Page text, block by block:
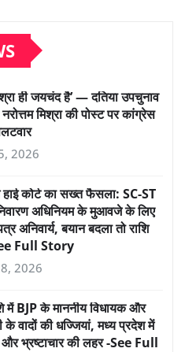
ही जयचंद है’ — दतिया उपचुनाव
मिश्रा की पोस्ट पर कांग्रेस
2026
कोर्ट का सख्त फैसला: SC-ST
अधिनियम के मुआवजे के लिए
अनिवार्य, बयान बदला तो राशि
Full Story
2026
में BJP के माननीय विधायक और
के वादों की धज्जियां, मध्य प्रदेश में
और भ्रष्टाचार की लहर -See Full